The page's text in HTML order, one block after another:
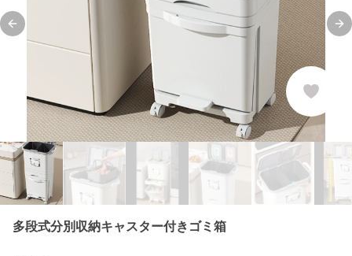
Previous slide
多段式分別収納キャスター付きゴミ箱